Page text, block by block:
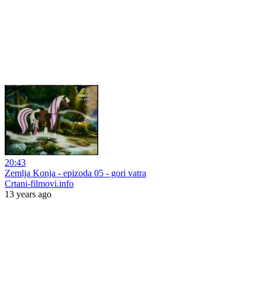
20:43
Zemlja Konja - epizoda 05 - gori vatra
Crtani-filmovi.info
13 years ago